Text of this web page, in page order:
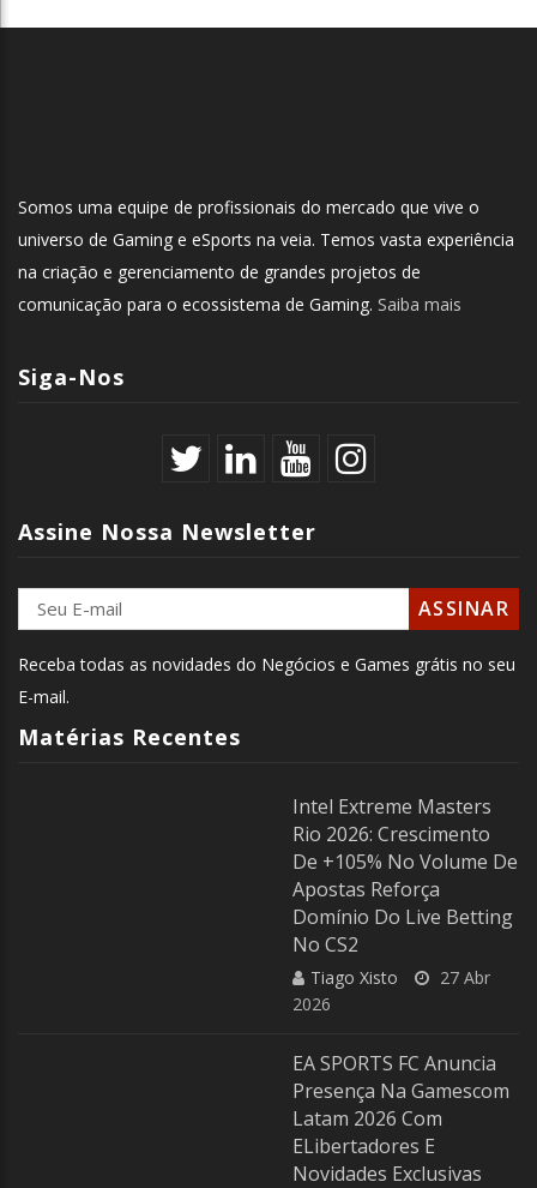
Somos uma equipe de profissionais do mercado que vive o
universo de Gaming e eSports na veia. Temos vasta experiência
na criação e gerenciamento de grandes projetos de
comunicação para o ecossistema de Gaming. Saiba mais
Siga-Nos
Assine Nossa Newsletter
Receba todas as novidades do Negócios e Games grátis no seu
E-mail.
Matérias Recentes
Intel Extreme Masters
Rio 2026: Crescimento
De +105% No Volume De
Apostas Reforça
Domínio Do Live Betting
No CS2
Tiago Xisto
27 Abr
2026
EA SPORTS FC Anuncia
Presença Na Gamescom
Latam 2026 Com
ELibertadores E
Novidades Exclusivas